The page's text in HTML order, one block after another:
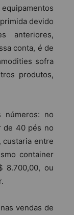
devido
anteriores,
conta, é de
sofra
produtos,
números: no
de 40 pés no
custaria entre
container
8.700,00, ou
vendas de